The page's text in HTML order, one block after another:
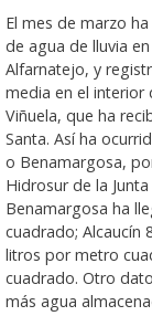
El mes de marzo
de agua de lluvia
Alfarnatejo, y
media en el interior
Viñuela, que ha
Santa. Así ha
o Benamargosa,
Hidrosur de la
Benamargosa ha
cuadrado; Alcaucín
litros por metro
cuadrado. Otro
más agua